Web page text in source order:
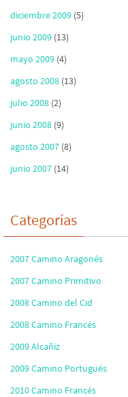
diciembre 2009 (5)
junio 2009 (13)
mayo 2009 (4)
agosto 2008 (13)
julio 2008 (2)
junio 2008 (9)
agosto 2007 (8)
junio 2007 (14)
Categorías
2007 Camino Aragonés
2007 Camino Primitivo
2008 Camino del Cid
2008 Camino Francés
2009 Alcañiz
2009 Camino Portugués
2010 Camino Francés